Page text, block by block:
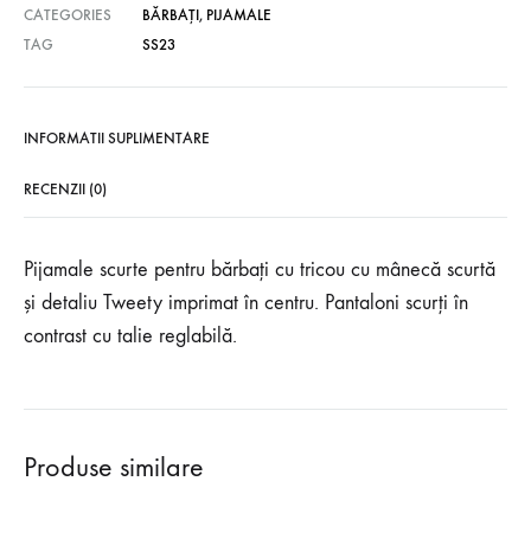
CATEGORIES
BĂRBAȚI, PIJAMALE
TAG
SS23
INFORMATII SUPLIMENTARE
RECENZII (0)
Pijamale scurte pentru bărbați cu tricou cu mânecă scurtă
și detaliu Tweety imprimat în centru. Pantaloni scurți în
contrast cu talie reglabilă.
Produse similare